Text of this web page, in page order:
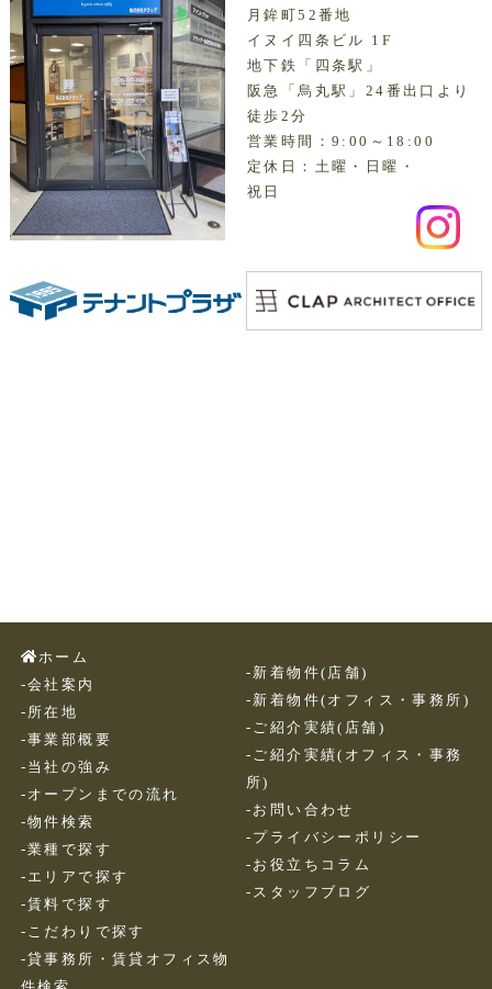
月鉾町52番地
イヌイ四条ビル 1F
地下鉄「四条駅」
阪急「烏丸駅」24番出口より
徒歩2分
営業時間：9:00～18:00
定休日：土曜・日曜・
祝日
ホーム
-会社案内
-所在地
-事業部概要
-当社の強み
-オープンまでの流れ
-物件検索
-業種で探す
-エリアで探す
-賃料で探す
-こだわりで探す
-貸事務所・賃貸オフィス物
-新着物件(店舗)
-新着物件(オフィス・事務所)
-ご紹介実績(店舗)
-ご紹介実績(オフィス・事務
所)
-お問い合わせ
-プライバシーポリシー
-お役立ちコラム
-スタッフブログ